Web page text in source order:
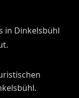
in Dinkelsbühl